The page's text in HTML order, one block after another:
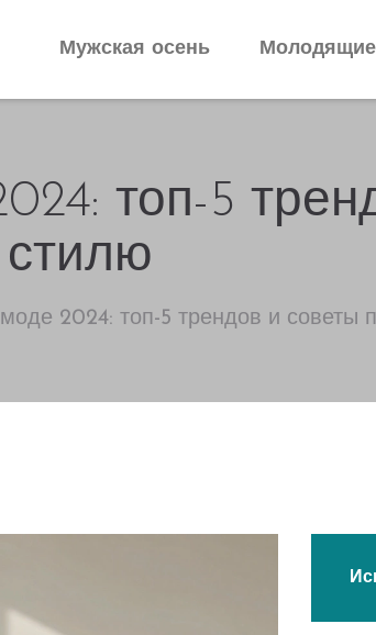
Мужская осень Молодящие
топ-5
стилю
2024: топ-5 трендов и советы